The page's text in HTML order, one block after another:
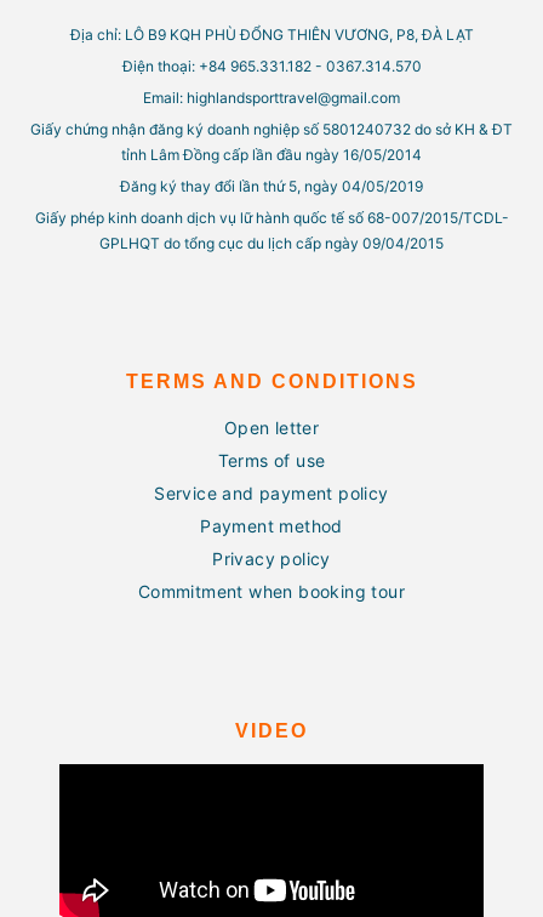
Địa chỉ: LÔ B9 KQH PHÙ ĐỔNG THIÊN VƯƠNG, P8, ĐÀ LẠT
Điện thoại: +84 965.331.182 - 0367.314.570
Email: highlandsporttravel@gmail.com
Giấy chứng nhận đăng ký doanh nghiệp số 5801240732 do sở KH & ĐT
tỉnh Lâm Đồng cấp lần đầu ngày 16/05/2014
Đăng ký thay đổi lần thứ 5, ngày 04/05/2019
Giấy phép kinh doanh dịch vụ lữ hành quốc tế số 68-007/2015/TCDL-
GPLHQT do tổng cục du lịch cấp ngày 09/04/2015
TERMS AND CONDITIONS
Open letter
Terms of use
Service and payment policy
Payment method
Privacy policy
Commitment when booking tour
VIDEO